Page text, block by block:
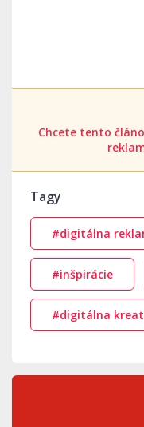
Chcete tento
Tagy
#digitálna
#inšpirácie
#digitálna